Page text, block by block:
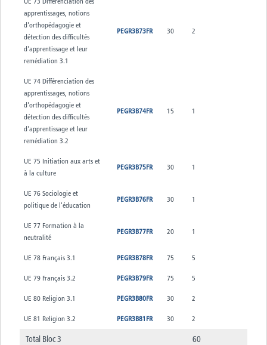
apprentissages, notions
d'orthopédagogie et
détection des difficultés
d'apprentissage et leur
remédiation 3.1
PEGR3B73FR 30 2
UE 74 Différenciation des
apprentissages, notions
d'orthopédagogie et
détection des difficultés
d'apprentissage et leur
remédiation 3.2
PEGR3B74FR 15 1
UE 75 Initiation aux arts et
à la culture
PEGR3B75FR 30 1
UE 76 Sociologie et
politique de l'éducation
PEGR3B76FR 30 1
UE 77 Formation à la
neutralité
PEGR3B77FR 20 1
UE 78 Français 3.1 PEGR3B78FR 75 5
UE 79 Français 3.2 PEGR3B79FR 75 5
UE 80 Religion 3.1 PEGR3B80FR 30 2
UE 81 Religion 3.2 PEGR3B81FR 30 2
Total Bloc 3 60